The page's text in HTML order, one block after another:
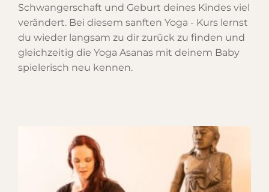
Schwangerschaft und Geburt deines Kindes viel
verändert. Bei diesem sanften Yoga - Kurs lernst
du wieder langsam zu dir zurück zu finden und
gleichzeitig die Yoga Asanas mit deinem Baby
spielerisch neu kennen.